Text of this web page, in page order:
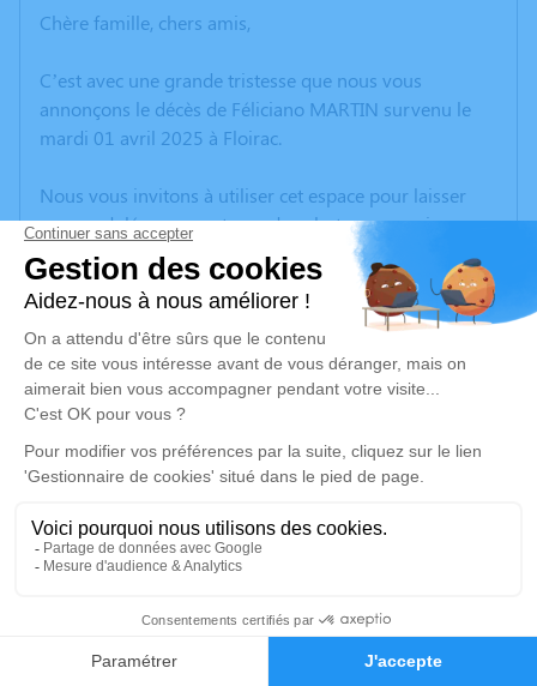
Faire-part Hommages
Chère famille, chers amis,
C’est avec une grande tristesse que nous vous
annonçons le décès de Féliciano MARTIN survenu le
mardi 01 avril 2025 à Floirac.
Nous vous invitons à utiliser cet espace pour laisser
vos condoléances, partager des photos souvenirs, une
anecdote ou exprimer vos pensées à travers des
poèmes ou des textes. Cet endroit est un lieu
d'expression dédié à honorer la mémoire de Féliciano
MARTIN.
Un service de plantation d’arbre hommage est
disponible ici.
Je rends hommage
Cérémonie religieuse
Église de Notre Dame de l'Assomption de La
37 Plaza Iglesia